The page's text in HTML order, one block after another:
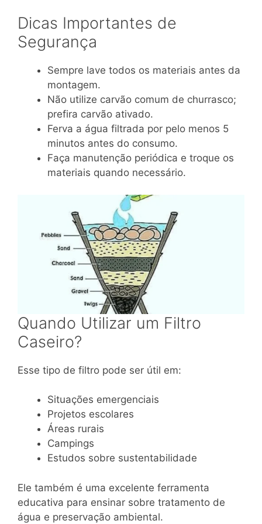
Dicas Importantes de
Segurança
Sempre lave todos os materiais antes da
montagem.
Não utilize carvão comum de churrasco;
prefira carvão ativado.
Ferva a água filtrada por pelo menos 5
minutos antes do consumo.
Faça manutenção periódica e troque os
materiais quando necessário.
Quando Utilizar um Filtro
Caseiro?
Esse tipo de filtro pode ser útil em:
Situações emergenciais
Projetos escolares
Áreas rurais
Campings
Estudos sobre sustentabilidade
Ele também é uma excelente ferramenta
educativa para ensinar sobre tratamento de
água e preservação ambiental.